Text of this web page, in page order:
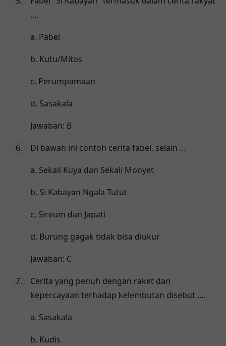
....
a. Pabel
b. Kutu/Mitos
c. Perumpamaan
d. Sasakala
Jawaban: B
Di bawah ini contoh cerita fabel, selain ...
a. Sekali Kuya dan Sekali Monyet
b. Si Kabayan Ngala Tutut
c. Sireum dan Japati
d. Burung gagak tidak bisa diukur
Jawaban: C
Cerita yang penuh dengan raket dan
kepercayaan terhadap kelembutan disebut ....
a. Sasakala
b. Kudis